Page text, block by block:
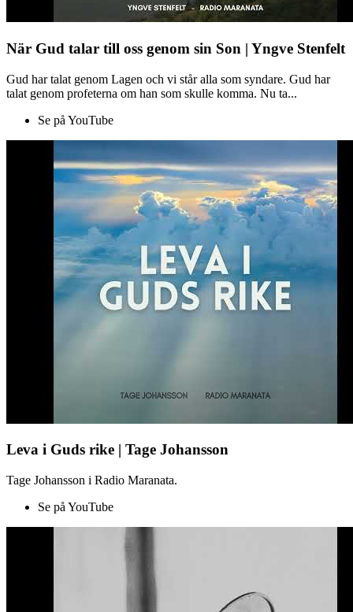
När Gud talar till oss genom sin Son | Yngve Stenfelt
Gud har talat genom Lagen och vi står alla som syndare. Gud har
talat genom profeterna om han som skulle komma. Nu ta...
Se på YouTube
Leva i Guds rike | Tage Johansson
Tage Johansson i Radio Maranata.
Se på YouTube